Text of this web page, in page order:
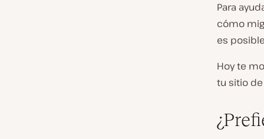
Para
cómo
es
Hoy te
tu sitio de